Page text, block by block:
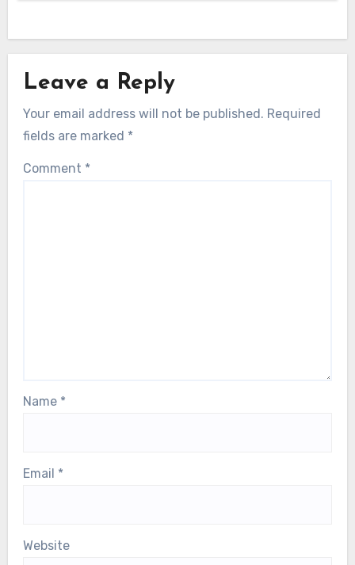
Leave a Reply
Your email address will not be published. Required
fields are marked *
Comment *
Name *
Email *
Website